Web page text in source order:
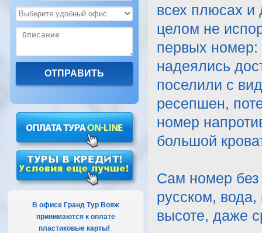
В офисе Гранд Тур Вояж
принимаются к оплате
пластиковые карты!
всех плюсах и
целом не
первых номер:
надеялись
поселили с
ресепшен,
номер
большой
Сам номер без
русском,
высоте, даже